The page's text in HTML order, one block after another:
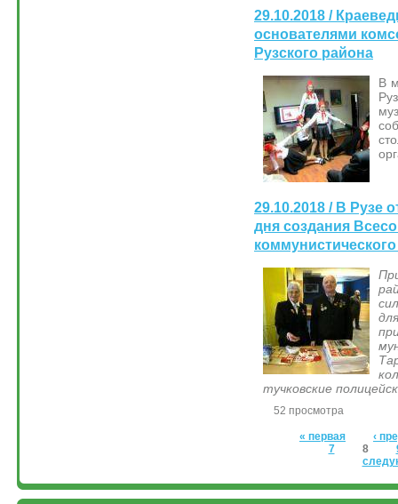
29.10.2018 /
основателями
Рузского района
В
29.10.2018 / В Рузе
дня создания
тучковские
52 просмотра
Страницы
« первая
‹
7
8
&bsps;